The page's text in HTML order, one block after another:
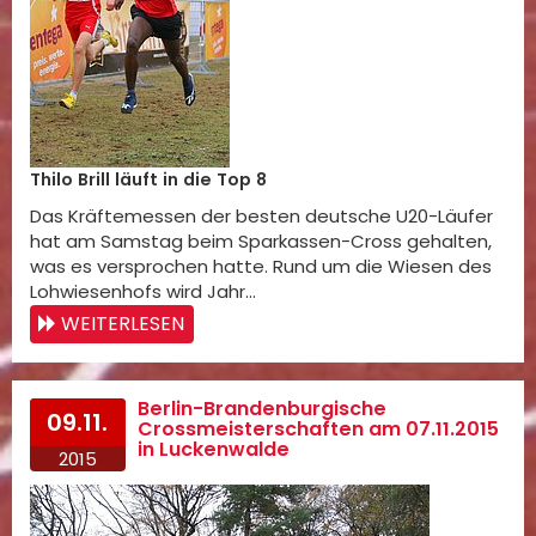
Thilo Brill läuft in die Top 8
Das Kräftemessen der besten deutsche U20-Läufer
hat am Samstag beim Sparkassen-Cross gehalten,
was es versprochen hatte. Rund um die Wiesen des
Lohwiesenhofs wird Jahr…
WEITERLESEN
09.11.
2015
Berlin-Brandenburgische
Crossmeisterschaften am 07.11.2015
in Luckenwalde